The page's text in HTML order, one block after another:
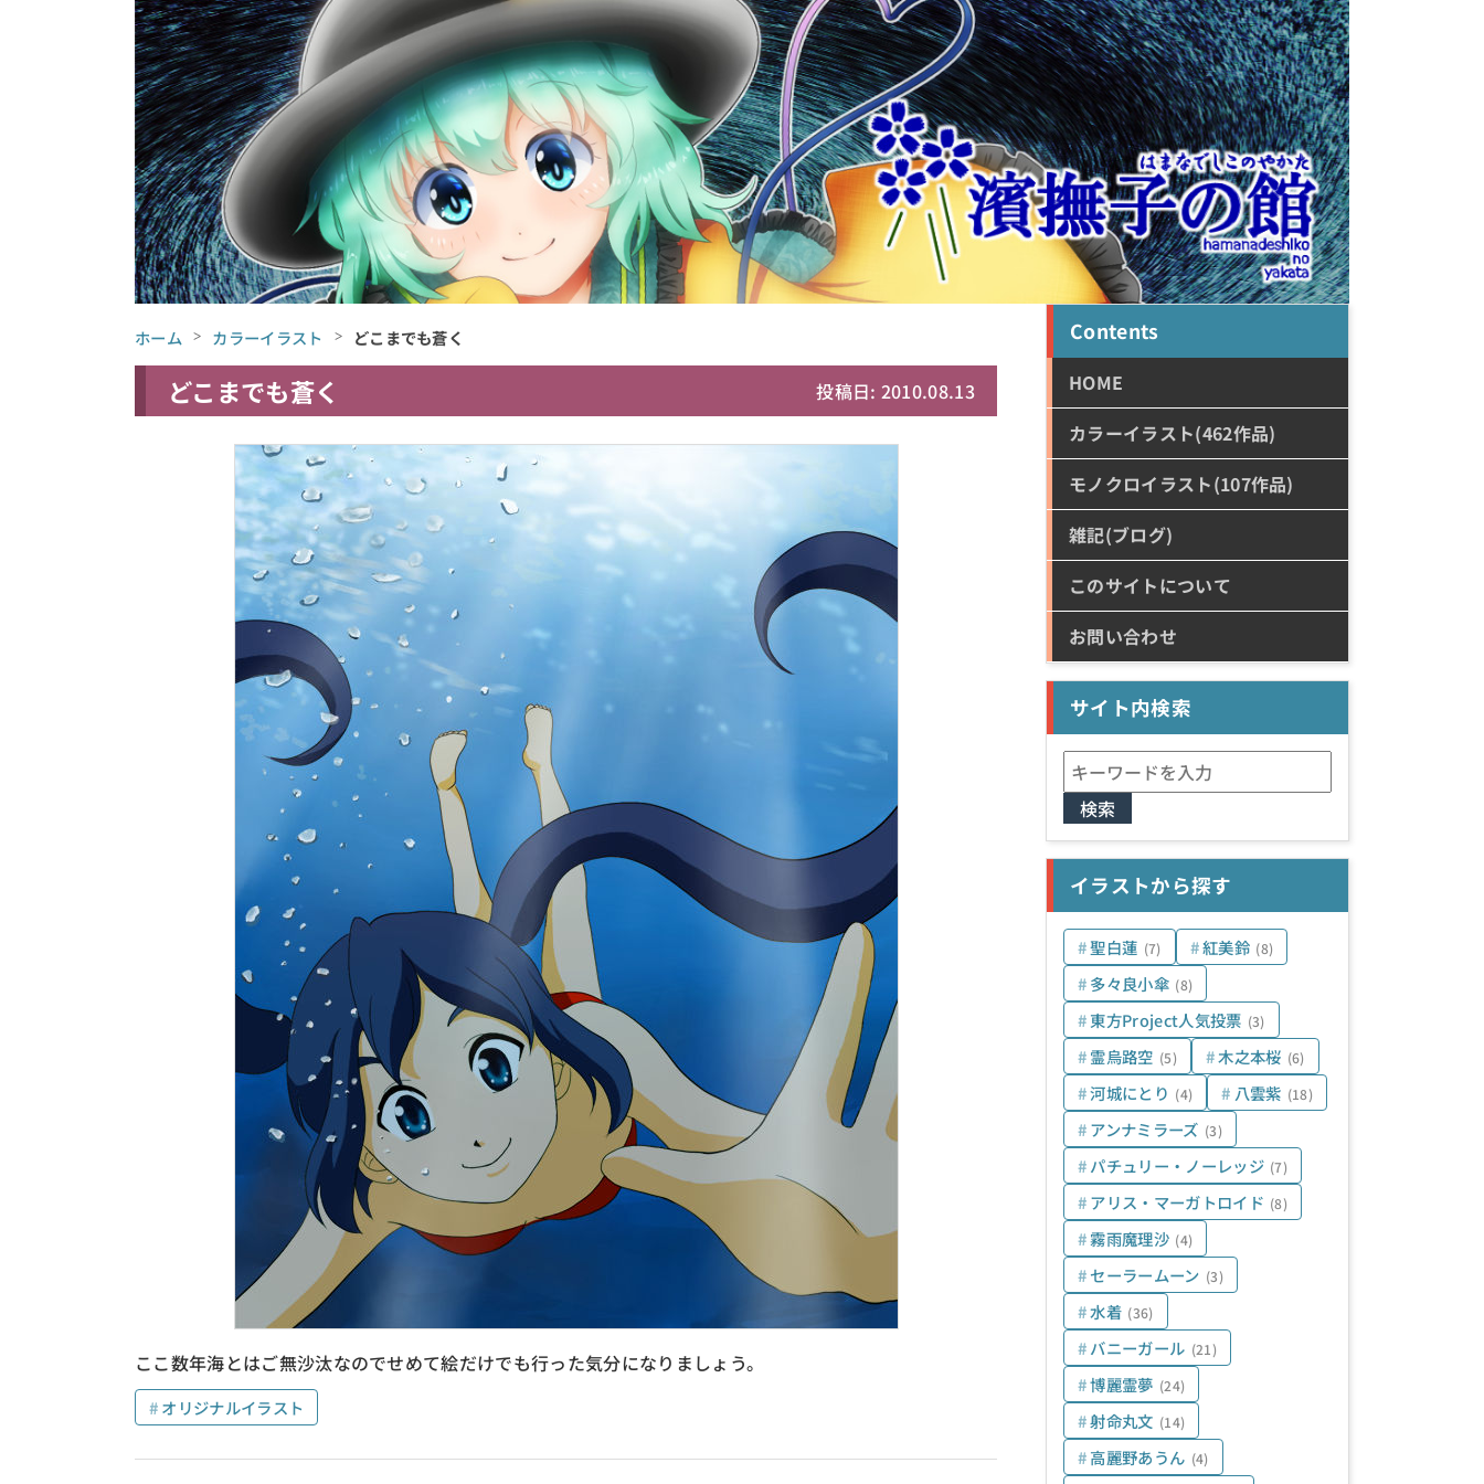
ホーム カラーイラスト どこまでも蒼く
どこまでも蒼く 投稿日: 2010.08.13
ここ数年海とはご無沙汰なのでせめて絵だけでも行った気分になりましょう。
オリジナルイラスト
Contents
HOME
カラーイラスト(462作品)
モノクロイラスト(107作品)
雑記(ブログ)
このサイトについて
お問い合わせ
サイト内検索
検
索:
イラストから探す
聖白蓮 (7) 紅美鈴 (8)
多々良小傘 (8)
東方Project人気投票 (3)
霊烏路空 (5) 木之本桜 (6)
河城にとり (4) 八雲紫 (18)
アンナミラーズ (3)
パチュリー・ノーレッジ (7)
アリス・マーガトロイド (8)
霧雨魔理沙 (4)
セーラームーン (3)
水着 (36)
バニーガール (21)
博麗霊夢 (24)
射命丸文 (14)
高麗野あうん (4)